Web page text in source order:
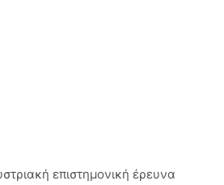
επιστημονική έρευνα